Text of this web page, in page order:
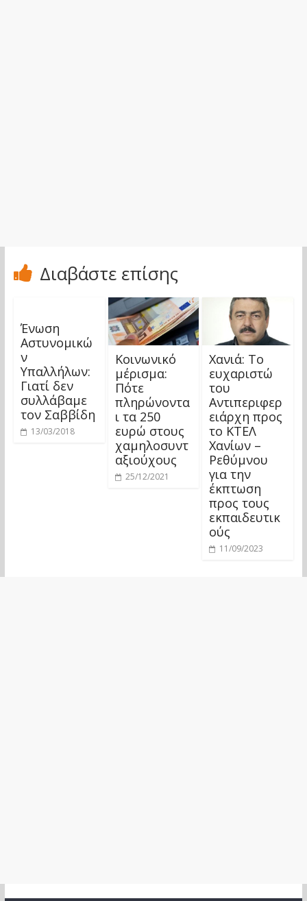
Διαβάστε επίσης
Ένωση
Αστυνομικώ
ν
Υπαλλήλων:
Γιατί δεν
συλλάβαμε
τον Σαββίδη
13/03/2018
Κοινωνικό
μέρισμα:
Πότε
πληρώνοντα
ι τα 250
ευρώ στους
χαμηλοσυντ
αξιούχους
25/12/2021
Χανιά: Το
ευχαριστώ
του
Αντιπεριφερ
ειάρχη προς
το ΚΤΕΛ
Χανίων –
Ρεθύμνου
για την
έκπτωση
προς τους
εκπαιδευτικ
ούς
11/09/2023